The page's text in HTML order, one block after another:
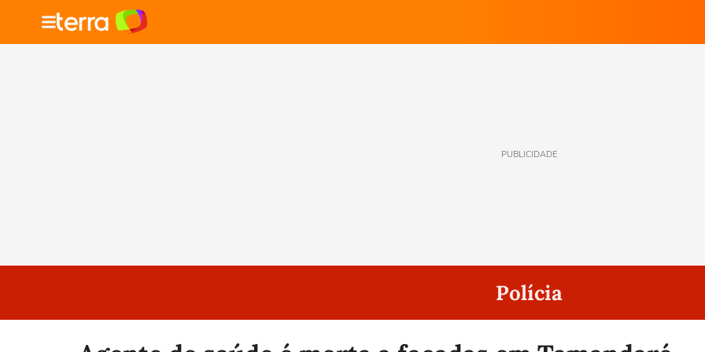
PUBLICIDADE
Polícia